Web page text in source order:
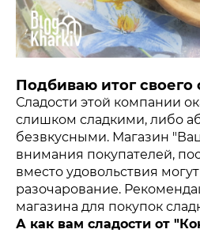
Подбиваю итог своего
Сладости этой компании
слишком сладкими, либо
безвкусными. Магазин
внимания покупателей,
вместо удовольствия
разочарование.
магазина для покупок
А как вам сладости от